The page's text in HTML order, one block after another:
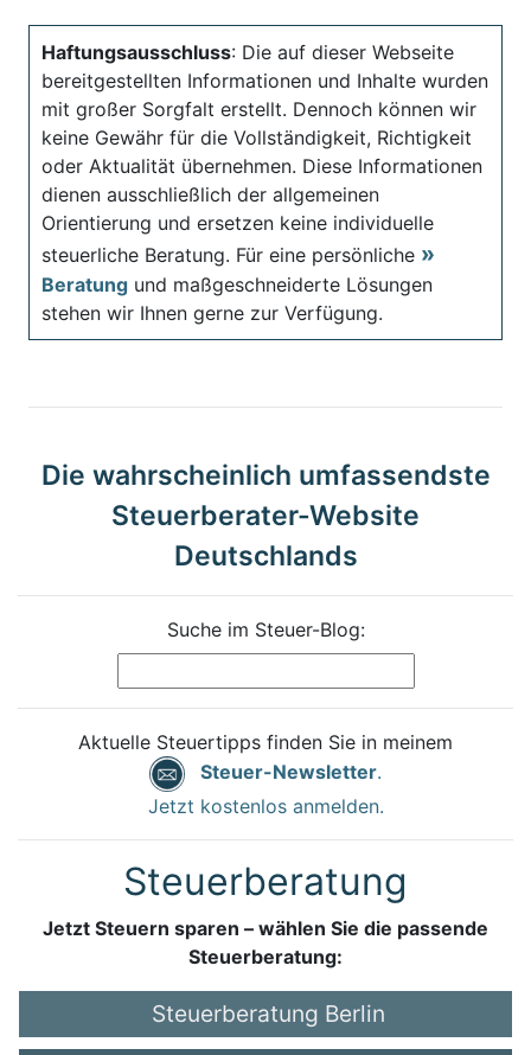
Haftungsausschluss: Die auf dieser Webseite
bereitgestellten Informationen und Inhalte wurden
mit großer Sorgfalt erstellt. Dennoch können wir
keine Gewähr für die Vollständigkeit, Richtigkeit
oder Aktualität übernehmen. Diese Informationen
dienen ausschließlich der allgemeinen
Orientierung und ersetzen keine individuelle
steuerliche Beratung. Für eine persönliche
Beratung und maßgeschneiderte Lösungen
stehen wir Ihnen gerne zur Verfügung.
Die wahrscheinlich umfassendste
Steuerberater-Website
Deutschlands
Suche im Steuer-Blog:
Aktuelle Steuertipps finden Sie in meinem
Steuer-Newsletter.
Jetzt kostenlos anmelden.
Steuerberatung
Jetzt Steuern sparen – wählen Sie die passende
Steuerberatung:
Steuerberatung Berlin